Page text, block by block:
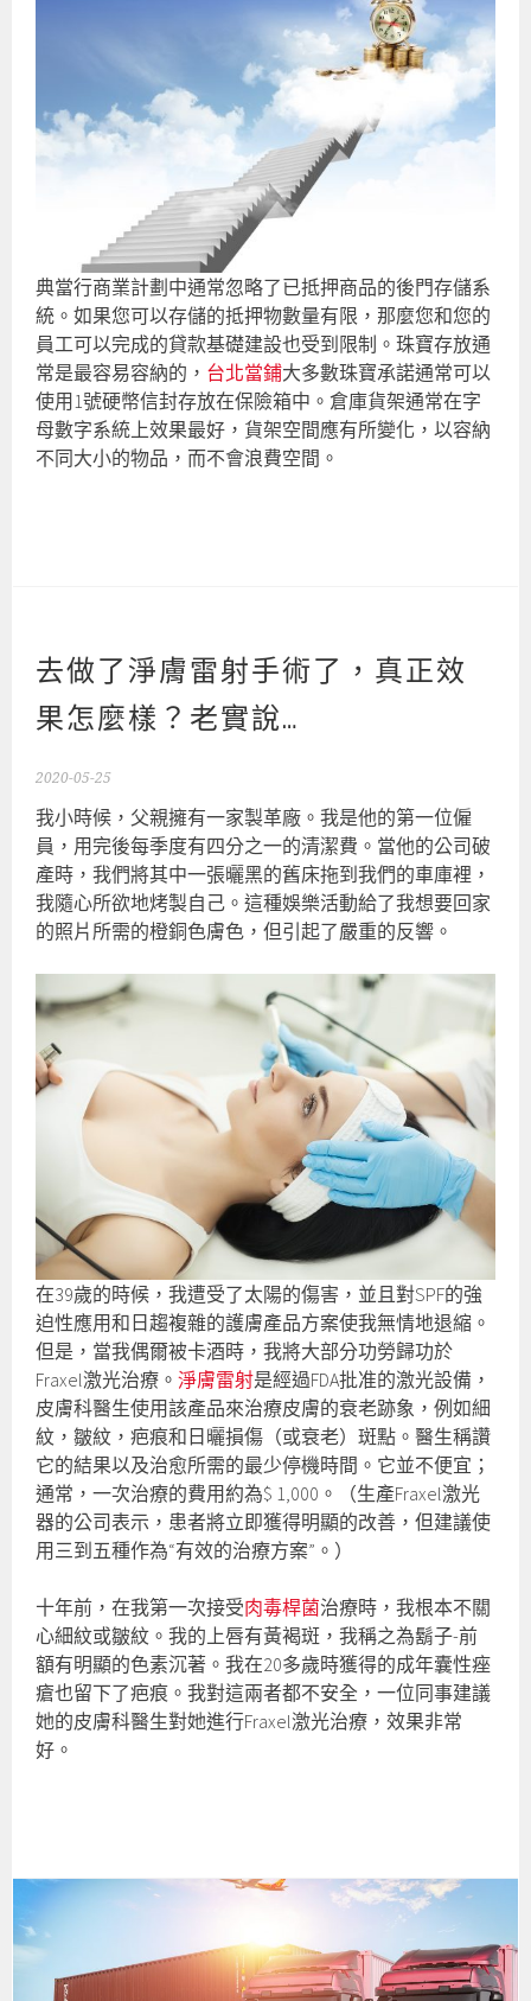
典當行商業計劃中通常忽略了已抵押商品的後門存儲系
統。如果您可以存儲的抵押物數量有限，那麼您和您的
員工可以完成的貸款基礎建設也受到限制。珠寶存放通
常是最容易容納的， 台北當鋪大多數珠寶承諾通常可以
使用1號硬幣信封存放在保險箱中。倉庫貨架通常在字
母數字系統上效果最好，貨架空間應有所變化，以容納
不同大小的物品，而不會浪費空間。
去做了淨膚雷射手術了，真正效
果怎麼樣？老實說…
2020-05-25
我小時候，父親擁有一家製革廠。我是他的第一位僱
員，用完後每季度有四分之一的清潔費。當他的公司破
產時，我們將其中一張曬黑的舊床拖到我們的車庫裡，
我隨心所欲地烤製自己。這種娛樂活動給了我想要回家
的照片所需的橙銅色膚色，但引起了嚴重的反響。
在39歲的時候，我遭受了太陽的傷害，並且對SPF的強
迫性應用和日趨複雜的護膚產品方案使我無情地退縮。
但是，當我偶爾被卡酒時，我將大部分功勞歸功於
Fraxel激光治療。淨膚雷射是經過FDA批准的激光設備，
皮膚科醫生使用該產品來治療皮膚的衰老跡象，例如細
紋，皺紋，疤痕和日曬損傷（或衰老）斑點。醫生稱讚
它的結果以及治愈所需的最少停機時間。它並不便宜；
通常，一次治療的費用約為$ 1,000。（生產Fraxel激光
器的公司表示，患者將立即獲得明顯的改善，但建議使
用三到五種作為“有效的治療方案”。）
十年前，在我第一次接受肉毒桿菌治療時，我根本不關
心細紋或皺紋。我的上唇有黃褐斑，我稱之為鬍子-前
額有明顯的色素沉著。我在20多歲時獲得的成年囊性痤
瘡也留下了疤痕。我對這兩者都不安全，一位同事建議
她的皮膚科醫生對她進行Fraxel激光治療，效果非常
好。